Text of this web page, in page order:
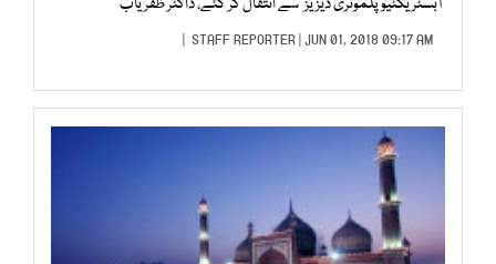
آبسٹریکٹیو پلمونری ڈیزیز‘ سے انتقال کر گئے، ڈاکٹر ظفریاب
STAFF REPORTER | JUN 01, 2018 09:17 AM |